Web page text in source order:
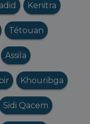
Kenitra
Tétouan
Assila
Khouribga
Sidi Qacem